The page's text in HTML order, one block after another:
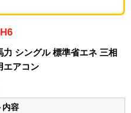
力 シングル 標準省エネ 三相
エアコン
内容